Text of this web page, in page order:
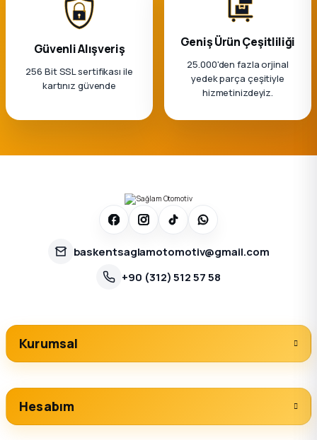
Güvenli Alışveriş
256 Bit SSL sertifikası ile
kartınız güvende
Geniş Ürün Çeşitliliği
25.000'den fazla orjinal
yedek parça çeşitiyle
hizmetinizdeyiz.
baskentsaglamotomotiv@gmail.com
+90 (312) 512 57 58
Kurumsal
Hesabım